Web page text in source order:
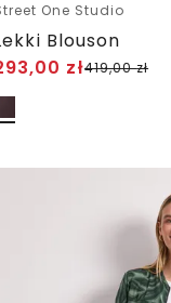
One Studio
Blouson
zł419,00zł